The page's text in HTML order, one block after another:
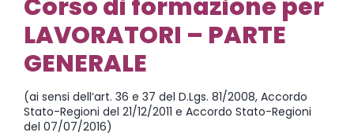
Corso di formazione per
LAVORATORI – PARTE
GENERALE
(ai sensi dell’art. 36 e 37 del D.Lgs. 81/2008, Accordo
Stato-Regioni del 21/12/2011 e Accordo Stato-Regioni
del 07/07/2016)